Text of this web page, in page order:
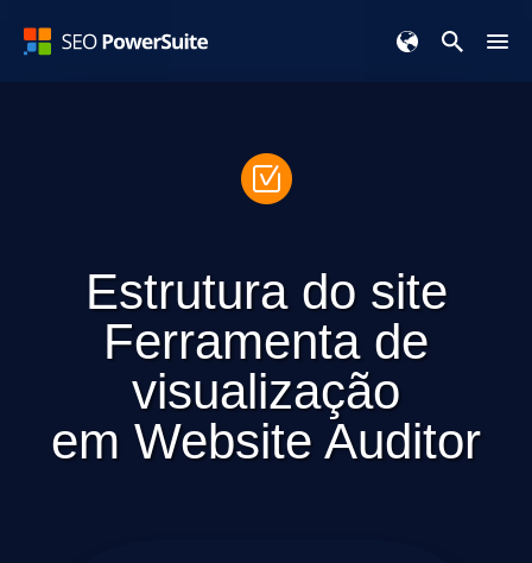
Estrutura do site
Ferramenta de
visualização
em Website Auditor